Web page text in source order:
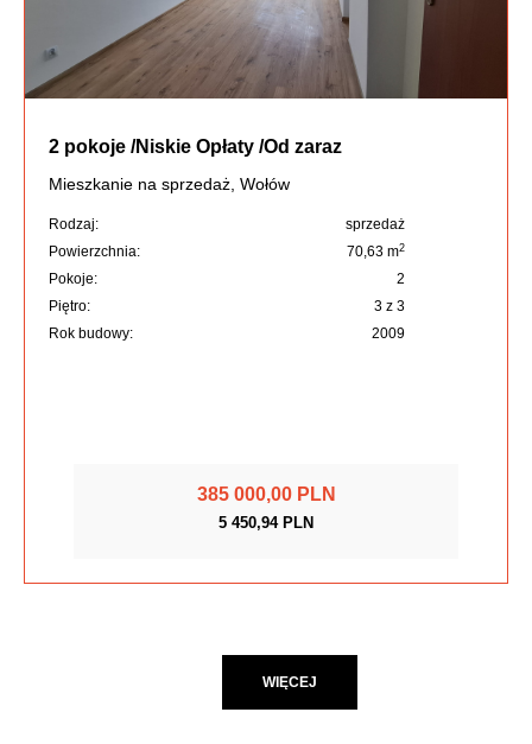
2 pokoje /Niskie Opłaty /Od zaraz
Mieszkanie na sprzedaż, Wołów
Rodzaj:
sprzedaż
Powierzchnia:
70,63 m2
Pokoje:
2
Piętro:
3 z 3
Rok budowy:
2009
385 000,00 PLN
5 450,94 PLN
WIĘCEJ